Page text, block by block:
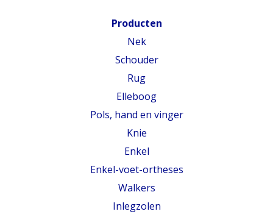
Producten
Nek
Schouder
Rug
Elleboog
Pols, hand en vinger
Knie
Enkel
Enkel-voet-ortheses
Walkers
Inlegzolen